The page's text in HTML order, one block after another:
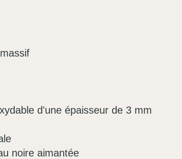
d'une épaisseur de 3 mm
noire aimantée